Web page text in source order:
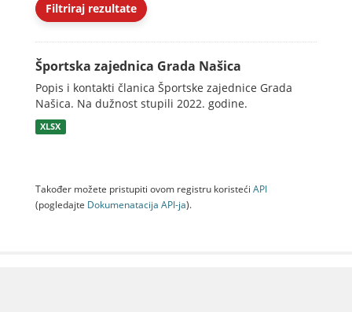
Filtriraj rezultate
Športska zajednica Grada Našica
Popis i kontakti članica Športske zajednice Grada
Našica. Na dužnost stupili 2022. godine.
XLSX
Također možete pristupiti ovom registru koristeći API
(pogledajte Dokumenаtаcijа API-jа).